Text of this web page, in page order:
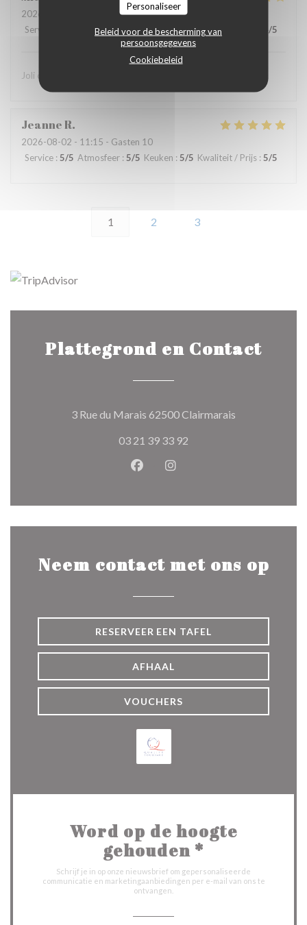
Personaliseer
Beleid voor de bescherming van
persoonsgegevens
Cookiebeleid
2026-08-02
- 12:00 - Gasten 7
Service
Atmosfeer : 3/5 Keuken:5/5 Kwaliteit / Prijs /5
Joli cadre et belles assiettes
JeanneR
2026-08-02 - 11:15 - Gasten 10
Service : 5/5 Atmosfeer : 5/5 Keuken : 5/5 Kwaliteit / Prijs : 5/5
1 2 3
Plattegrond en Contact
3 Rue du Marais 62500 Clairmarais
03 21 39 33 92
Facebook ((opent in een nieuw
Instagram ((opent in een
Neem contact met ons op
RESERVEER EEN TAFEL
AFHAAL
VOUCHERS
Word op de hoogte
gehouden *
Schrijf je in op onze nieuwsbrief om gepersonaliseerde
communicatie en marketingaanbiedingen per e-mail van ons te
ontvangen.